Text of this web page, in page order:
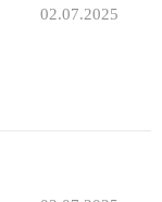
02.07.2025